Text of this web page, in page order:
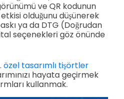
ve QR kodunun
olduğunu düşünerek
ya da DTG (Doğrudan
seçenekleri göz önünde
özel tasarımlı tişörtler
hayata geçirmek
kullanmak.